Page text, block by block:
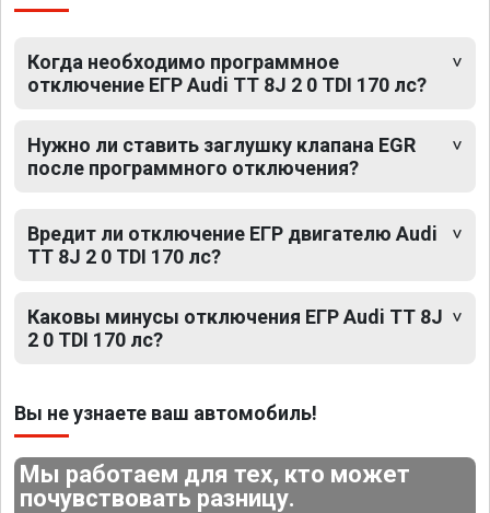
Когда необходимо программное
отключение ЕГР Audi TT 8J 2 0 TDI 170 лс?
Нужно ли ставить заглушку клапана EGR
после программного отключения?
Вредит ли отключение ЕГР двигателю Audi
TT 8J 2 0 TDI 170 лс?
Каковы минусы отключения ЕГР Audi TT 8J
2 0 TDI 170 лс?
Вы не узнаете ваш автомобиль!
Мы работаем для тех, кто может
почувствовать разницу.